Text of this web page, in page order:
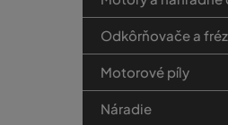
Odkôrňovače a
Motorové píly
Náradie